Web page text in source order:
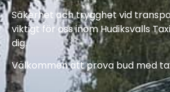
Säkerhet och trygghet vid
viktigt för oss inom Hudiksvalls
dig.
Välkommen att prova bud med